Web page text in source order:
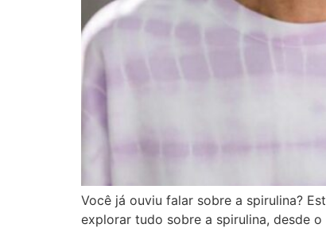
Você já ouviu falar sobre a spirulina?
explorar tudo sobre a spirulina, desde